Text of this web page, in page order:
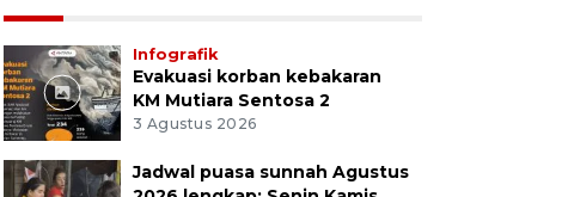
Infografik
Evakuasi korban kebakaran
KM Mutiara Sentosa 2
3 Agustus 2026
Jadwal puasa sunnah Agustus